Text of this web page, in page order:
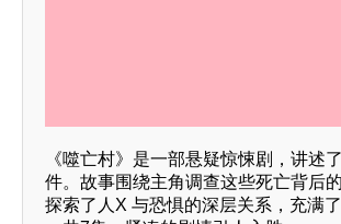
《噬亡村》是一部悬疑惊悚剧，讲述
件。故事围绕主角调查这些死亡背后
探索了人X 与恐惧的深层关系，充满